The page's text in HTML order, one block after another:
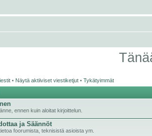
• Näytä aktiiviset viestiketjut • Tykätyimmät
ennen kuin aloitat kirjoittelun.
ja Säännöt
foorumista, teknisistä asioista ym.